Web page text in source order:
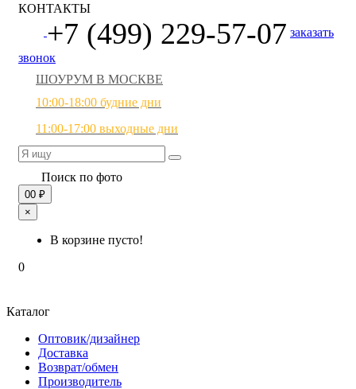
КОНТАКТЫ
+7 (499) 229-57-07 заказать
звонок
ШОУРУМ В МОСКВЕ
10:00-18:00 будние дни
11:00-17:00 выходные дни
Поиск по фото
00 ₽
×
В корзине пусто!
0
Каталог
Оптовик/дизайнер
Доставка
Возврат/обмен
Производитель